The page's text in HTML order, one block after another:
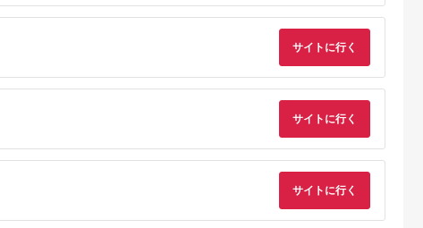
サイトに行く
サイトに行く
サイトに行く